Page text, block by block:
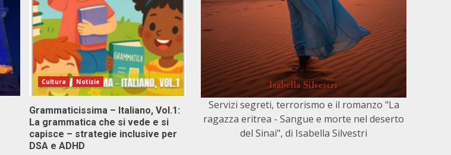
Cultura Notizie
Grammaticissima – Italiano, Vol.1:
La grammatica che si vede e si
capisce – strategie inclusive per
DSA e ADHD
Servizi segreti, terrorismo e il romanzo "La
ragazza eritrea - Sangue e morte nel deserto
del Sinai", di Isabella Silvestri